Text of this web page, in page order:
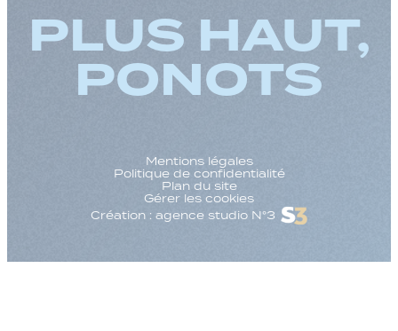
PLUS HAUT,
PONOTS
Mentions légales
Politique de confidentialité
Plan du site
Gérer les cookies
Création : agence studio N°3